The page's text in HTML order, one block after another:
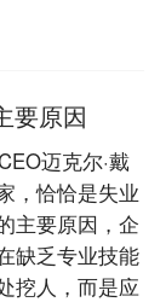
要原因
迈克尔·戴
，恰恰是失业
主要原因，企
缺乏专业技能
挖人，而是应